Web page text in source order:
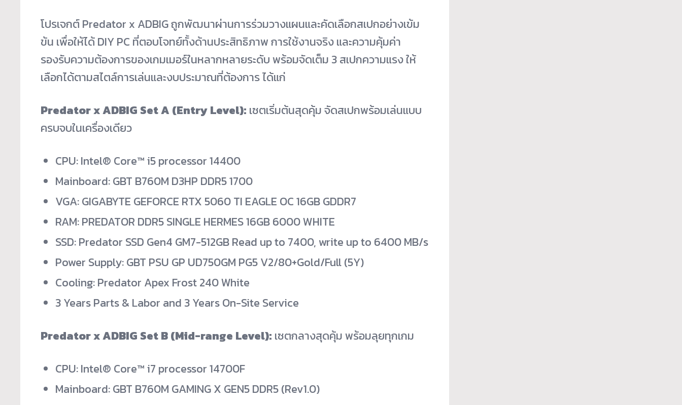
โปรเจกต์ Predator x ADBIG ถูกพัฒนาผ่านการร่วมวางแผนและคัดเลือกสเปกอย่างเข้ม
ข้น เพื่อให้ได้ DIY PC ที่ตอบโจทย์ทั้งด้านประสิทธิภาพ การใช้งานจริง และความคุ้มค่า
รองรับความต้องการของเกมเมอร์ในหลากหลายระดับ พร้อมจัดเต็ม 3 สเปกความแรง ให้
เลือกได้ตามสไตล์การเล่นและงบประมาณที่ต้องการ ได้แก่
Predator x ADBIG Set A (Entry Level): เซตเริ่มต้นสุดคุ้ม จัดสเปกพร้อมเล่นแบบ
ครบจบในเครื่องเดียว
CPU: Intel® Core™ i5 processor 14400
Mainboard: GBT B760M D3HP DDR5 1700
VGA: GIGABYTE GEFORCE RTX 5060 TI EAGLE OC 16GB GDDR7
RAM: PREDATOR DDR5 SINGLE HERMES 16GB 6000 WHITE
SSD: Predator SSD Gen4 GM7-512GB Read up to 7400, write up to 6400 MB/s
Power Supply: GBT PSU GP UD750GM PG5 V2/80+Gold/Full (5Y)
Cooling: Predator Apex Frost 240 White
3 Years Parts & Labor and 3 Years On-Site Service
Predator x ADBIG Set B (Mid-range Level): เซตกลางสุดคุ้ม พร้อมลุยทุกเกม
CPU: Intel® Core™ i7 processor 14700F
Mainboard: GBT B760M GAMING X GEN5 DDR5 (Rev1.0)